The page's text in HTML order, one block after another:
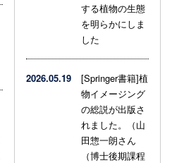
する植物の生態
を明らかにしま
した
2026.05.19
[Springer書籍]植
物イメージング
の総説が出版さ
れました。（山
田惣一朗さん
（博士後期課程